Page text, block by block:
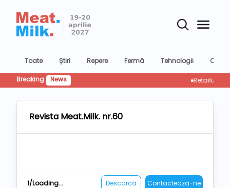
Toate Știri Repere Fermă Tehnologii
Breaking News Retailul
Revista Meat.Milk. nr.60
1/Loading... Descarcă Contactează-ne